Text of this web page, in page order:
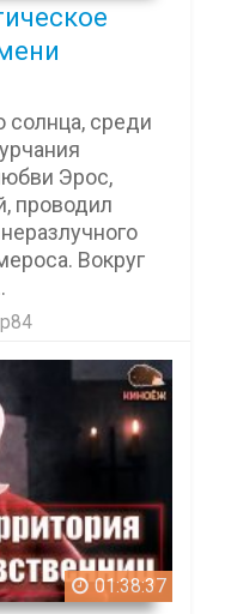
солнца, среди
Эрос,
проводил
Вокруг
01:38:37